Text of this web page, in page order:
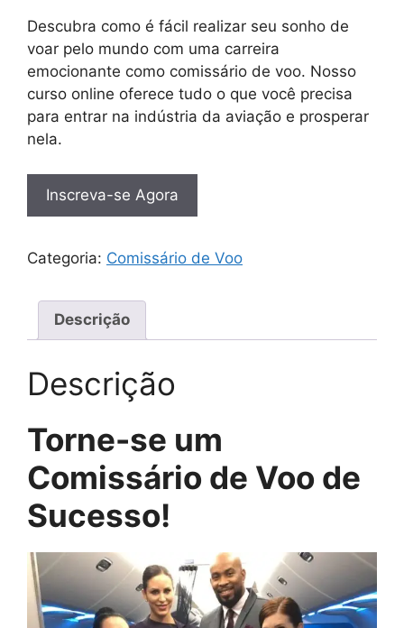
Descubra como é fácil realizar seu sonho de
voar pelo mundo com uma carreira
emocionante como comissário de voo. Nosso
curso online oferece tudo o que você precisa
para entrar na indústria da aviação e prosperar
nela.
Inscreva-se Agora
Categoria: Comissário de Voo
Descrição
Descrição
Torne-se um
Comissário de Voo de
Sucesso!